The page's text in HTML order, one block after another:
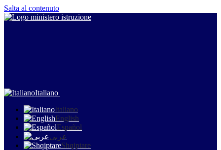
Salta al contenuto
Italiano
Italiano
English
Español
عربى
Shqiptare